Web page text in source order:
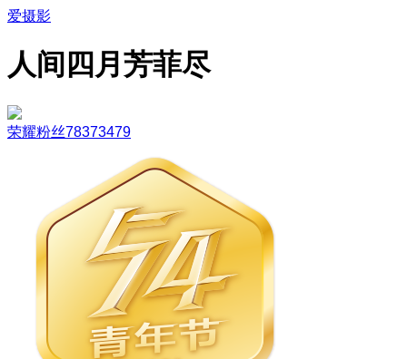
爱摄影
人间四月芳菲尽
荣耀粉丝78373479